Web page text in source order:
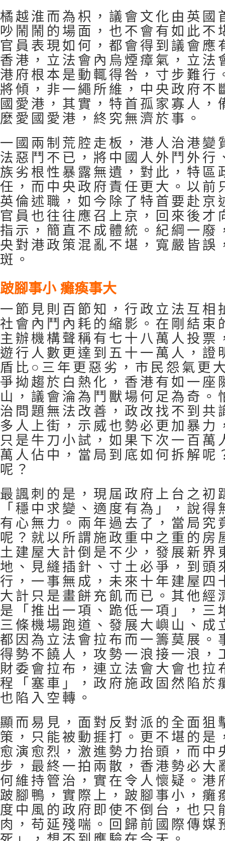
橘越淮而為枳，議會文化由英國
吵鬧鬧的場面，也不會有如此不
官員表現如何，都會得到議會應
香港，立法會內烏煙瘴氣，立法
港府根本是動輒得咎，寸步難行
將傾，非一繩所維，中央政府不
國愛港，其實，特首孤家寡人，
麼愛國愛港，終究無濟於事。
一國兩制荒腔走板，港人治港變
法惡鬥不已，將中國人外鬥外行
族劣根性暴露無遺，對此，特區
任，而中央政府責任更大。以前
英倫述職，如今除了特首要赴京
官員也往往應召上京，回來後才
指示，簡直不成體統。紀綱一廢
央對港政策混亂不堪，寬嚴皆誤
斑。
跛腳事小 癱瘓事大
一節見則百節知，行政立法互相
社會內鬥內耗的縮影。在剛結束
主辦機構聲稱有七十八萬人投票
遊行人數更達到五十一萬人，證
盾比○三年更惡劣，市民怨氣更
爭拗趨於白熱化，香港有如一座
山，議會淪為鬥獸場何足為奇。
治問題無法改善，政改找不到共
多人上街，示威也勢必更加暴力
只是牛刀小試，如果下次一百萬
萬人佔中，當局到底如何拆解呢
呢？
最諷刺的是，現屆政府上台之初
「穩中求變、適度有為」，說
有心無力。兩年過去了，當局究
呢？就以所謂施政重中之重的房
土建屋大計倒是不少，發展新界
地、見縫插針、寸土必爭，到頭
行，一事無成，未來十年建屋四
大計只是畫餅充飢而已。其他經
是「推出一項、跪低一項」，三
三條機場跑道、發展大嶼山、成
都因為立法會拉布而一籌莫展。
得勢不饒人，攻勢一浪接一浪，
財委會拉布，連立法會大會也拉
程「塞車」，政府施政固然陷於
也陷入空轉。
顯而易見，面對反對派的全面狙
策，只能被動捱打。更不堪的是
愈演愈烈，激進勢力抬頭，而中
步，最終一拍兩散，香港勢必大
何維持管治，實在令人懷疑。港
跛腳鴨，實際上，跛腳事小，癱
度中風的政府即使不倒台，也只
肉，苟延殘喘。回歸前國際傳媒